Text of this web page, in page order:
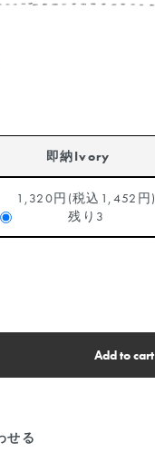
即納Ivory
1,320円(税込1,452円)
残り3
Add to cart
せる